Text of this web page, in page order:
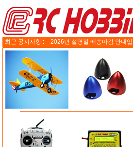
최근 공지사항 : 2026년 설명절 배송마감 안내